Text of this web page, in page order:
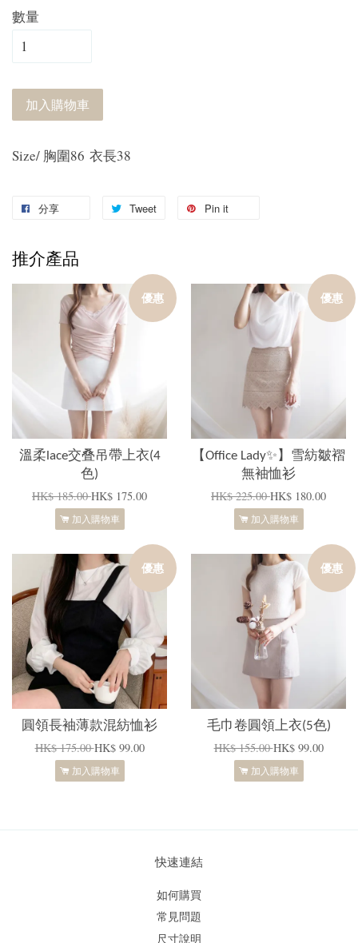
數量
加入購物車
Size/ 胸圍86 衣長38
分享 Tweet Pin it
推介產品
優惠
溫柔lace交叠吊帶上衣(4
色)
HK$ 185.00HK$ 175.00
加入購物車
優惠
【Office Lady✨】雪紡皺褶
無袖恤衫
HK$ 225.00HK$ 180.00
加入購物車
優惠
圓領長袖薄款混紡恤衫
HK$ 175.00HK$ 99.00
加入購物車
優惠
毛巾卷圓領上衣(5色)
HK$ 155.00HK$ 99.00
加入購物車
快速連結
如何購買
常見問題
尺寸說明